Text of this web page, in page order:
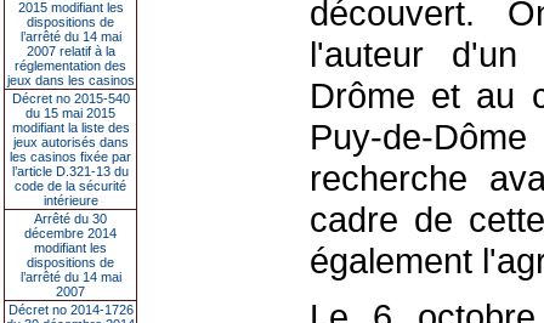
2015 modifiant les
dispositions de
l’arrêté du 14 mai
2007 relatif à la
réglementation des
jeux dans les casinos
Décret no 2015-540
du 15 mai 2015
modifiant la liste des
jeux autorisés dans
les casinos fixée par
l’article D.321-13 du
code de la sécurité
intérieure
Arrêté du 30
décembre 2014
modifiant les
dispositions de
l’arrêté du 14 mai
2007
Décret no 2014-1726
découvert.
l'auteur
Drôme et au
Puy-de-
recherche
cadre de
également